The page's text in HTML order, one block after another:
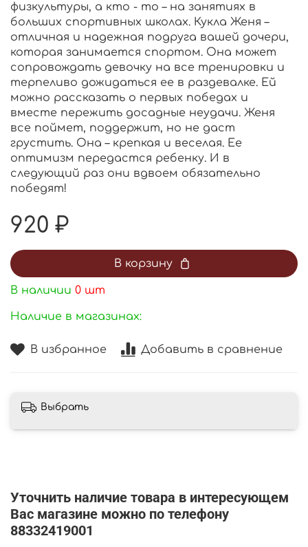
В избранное Добавить в сравнение
физкультуры, а кто - то – на занятиях в
больших спортивных школах. Кукла Женя –
отличная и надежная подруга вашей дочери,
которая занимается спортом. Она может
сопровождать девочку на все тренировки и
терпеливо дожидаться ее в раздевалке. Ей
можно рассказать о первых победах и
вместе пережить досадные неудачи. Женя
все поймет, поддержит, но не даст
грустить. Она – крепкая и веселая. Ее
оптимизм передастся ребенку. И в
следующий раз они вдвоем обязательно
победят!
920 ₽
В корзину
В наличии 0 шт
Наличие в магазинах:
Выбрать
Уточнить наличие товара в интересующем
Вас магазине можно по телефону
88332419001